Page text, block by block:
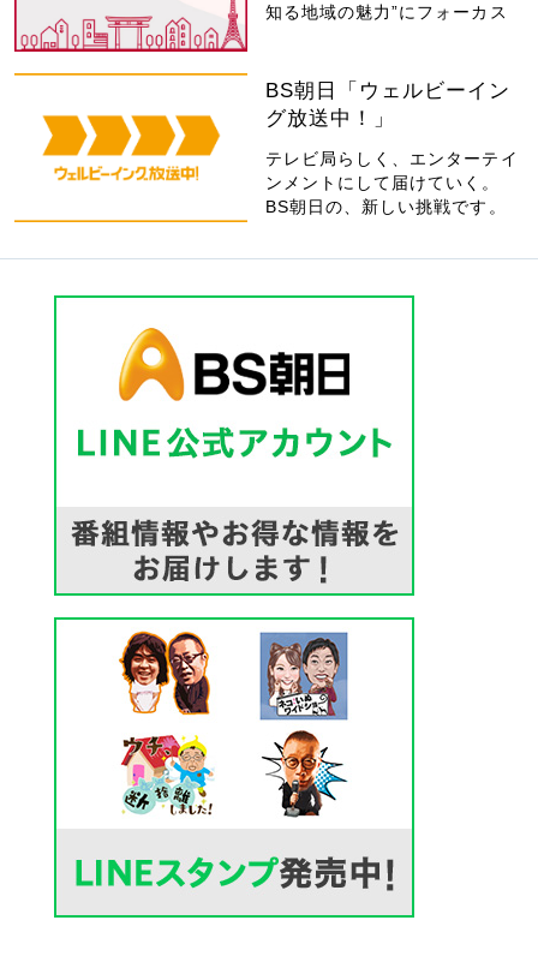
知る地域の魅力”にフォーカス
BS朝日「ウェルビーイン
グ放送中！」
テレビ局らしく、エンターテイ
ンメントにして届けていく。
BS朝日の、新しい挑戦です。